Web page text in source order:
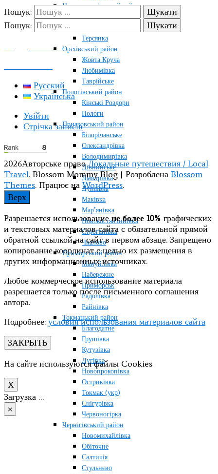
Новомиколаївський район
Новосолоне
Терсянка
Оріхівський район
Жовта Круча
Любимівка
Таврійське
Пологівський район
Кінські Роздори
Пологи
Приазовський район
Білорічанське
Олександрівка
Володимирівка
Дівнинське
Дмитрівка
Дунаївка
Маківка
Мар’янівка
Новокостянтинівка
Строганівка
Чкалово
Приморський район
Мануйлівка
Набережне
Приморськ
Радолівка
Райнівка
Токмацький район
Благодатне
Грушівка
Кутузівка
Лугівка
Новопрокопівка
Остриківка
Токмак (укр)
Снігурівка
Червоногірка
Чернігівський район
Новомихайлівка
Обіточне
Салтичія
Стульнєво
Пошук:
Пошук:
ПОДДЕРЖАТЬ ПРОЕКТ
Русский
Українська
Увійти
Стрічка записів
2026Авторське правоЛокальные путешествия / Local
Travel. Blossom Mommy Blog | Розроблена Blossom
Themes. Працює наWordPress.
Верх
Разрешается использованиене более 10% графических
и текстовых материалов сайта с обязательной прямой
обратной ссылкой на сайт в первом абзаце. Запрещено
копирование координат с целью их размещения в
других информационных источниках.
Любое коммерческое использование материала
разрешается только после письменного соглашения
автора.
Подробнее: условия использования материалов сайта
ЗАКРЫТЬ
На сайте используются файлы Cookies
X
Загрузка …
×